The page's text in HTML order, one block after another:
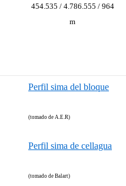
454.535 / 4.786.555 / 964
m
Perfil sima del bloque
(tomado de A.E.R)
Perfil sima de cellagua
(tomado de Balart)